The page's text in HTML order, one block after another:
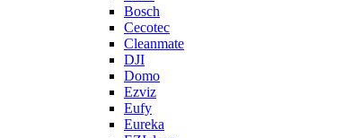
Bosch
Cecotec
Cleanmate
DJI
Domo
Ezviz
Eufy
Eureka